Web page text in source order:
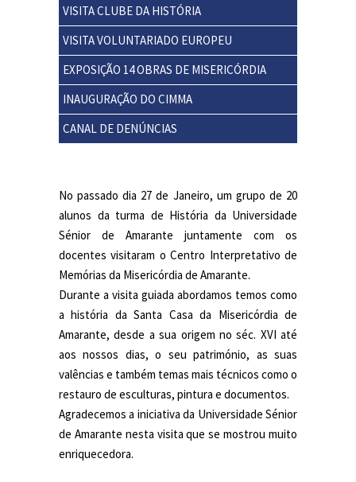
VISITA CLUBE DA HISTÓRIA
VISITA VOLUNTARIADO EUROPEU
EXPOSIÇÃO 14 OBRAS DE MISERICÓRDIA
INAUGURAÇÃO DO CIMMA
CANAL DE DENÚNCIAS
No passado dia 27 de Janeiro, um grupo de 20
alunos da turma de História da Universidade
Sénior de Amarante juntamente com os
docentes visitaram o Centro Interpretativo de
Memórias da Misericórdia de Amarante.
Durante a visita guiada abordamos temos como
a história da Santa Casa da Misericórdia de
Amarante, desde a sua origem no séc. XVI até
aos nossos dias, o seu património, as suas
valências e também temas mais técnicos como o
restauro de esculturas, pintura e documentos.
Agradecemos a iniciativa da Universidade Sénior
de Amarante nesta visita que se mostrou muito
enriquecedora.